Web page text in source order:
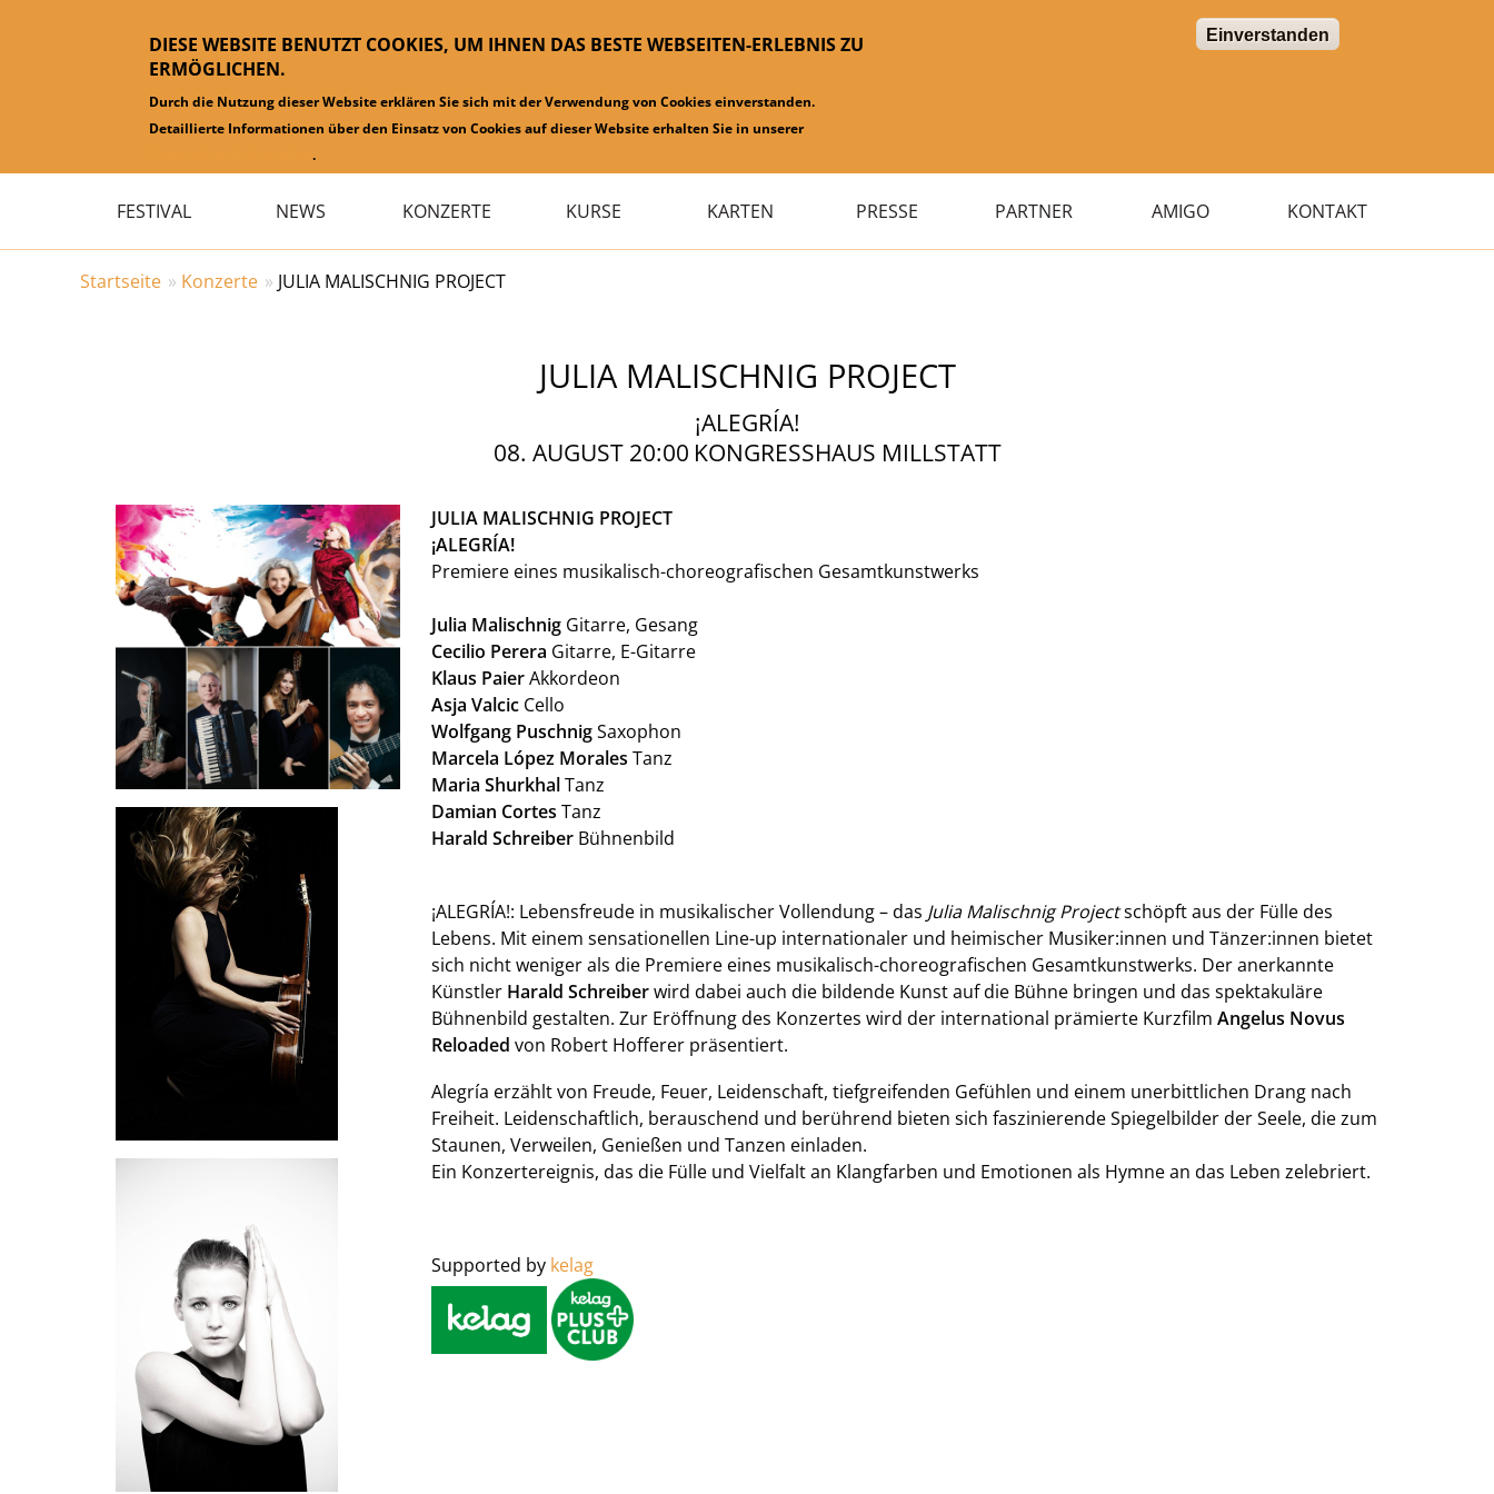
DIESE WEBSITE BENUTZT COOKIES, UM IHNEN DAS BESTE WEBSEITEN-ERLEBNIS ZU
ERMÖGLICHEN.
Durch die Nutzung dieser Website erklären Sie sich mit der Verwendung von Cookies einverstanden.
Detaillierte Informationen über den Einsatz von Cookies auf dieser Website erhalten Sie in unserer
Datenschutzinformation.
Einverstanden
Hauptmenü
FESTIVAL NEWS KONZERTE KURSE KARTEN PRESSE PARTNER AMIGO KONTAKT
Startseite Konzerte JULIA MALISCHNIG PROJECT
JULIA MALISCHNIG PROJECT
¡ALEGRÍA!
08. AUGUST 20:00 KONGRESSHAUS MILLSTATT
JULIA MALISCHNIG PROJECT
¡ALEGRÍA!
Premiere eines musikalisch-choreografischen Gesamtkunstwerks
Julia Malischnig Gitarre, Gesang
Cecilio Perera Gitarre, E-Gitarre
Klaus PaierAkkordeon
Asja Valcic Cello
Wolfgang PuschnigSaxophon
Marcela López Morales Tanz
Maria ShurkhalTanz
Damian Cortes Tanz
Harald Schreiber Bühnenbild
¡ALEGRÍA!: Lebensfreude in musikalischer Vollendung – das Julia Malischnig Projectschöpft aus der Fülle des
Lebens. Mit einem sensationellen Line-up internationaler und heimischer Musiker:innen und Tänzer:innen bietet
sich nicht weniger als die Premiere eines musikalisch-choreografischen Gesamtkunstwerks. Der anerkannte
Künstler Harald Schreiberwird dabei auch die bildende Kunst auf die Bühne bringen und das spektakuläre
Bühnenbild gestalten. Zur Eröffnung des Konzertes wird der international prämierte Kurzfilm Angelus Novus
Reloaded von Robert Hofferer präsentiert.
Alegría erzählt von Freude, Feuer, Leidenschaft, tiefgreifenden Gefühlen und einem unerbittlichen Drang nach
Freiheit. Leidenschaftlich, berauschend und berührend bieten sich faszinierende Spiegelbilder der Seele, die zum
Staunen, Verweilen, Genießen und Tanzen einladen.
Ein Konzertereignis, das die Fülle und Vielfalt an Klangfarben und Emotionen als Hymne an das Leben zelebriert.
Supported by kelag